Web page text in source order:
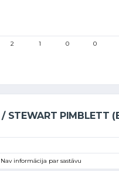
2 1 0 0
/ STEWART PIMBLETT
Nav informācija par sastāvu